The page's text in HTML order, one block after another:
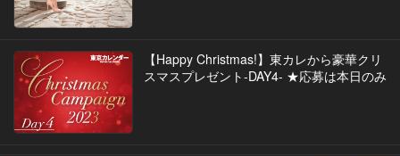
【Happy Christmas!】東カレから豪華クリ
スマスプレゼント-DAY4- ★応募は本日のみ